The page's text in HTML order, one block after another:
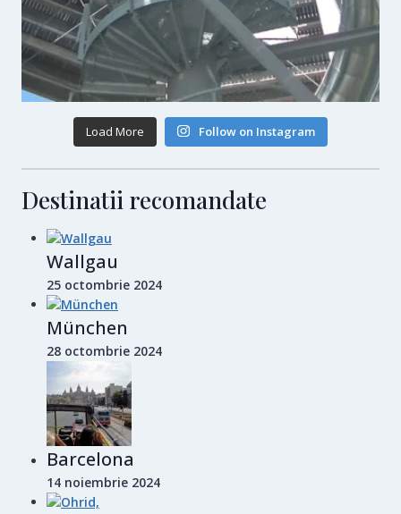
Load More Follow on Instagram
Destinatii recomandate
Wallgau
25 octombrie 2024
München
28 octombrie 2024
Barcelona
14 noiembrie 2024